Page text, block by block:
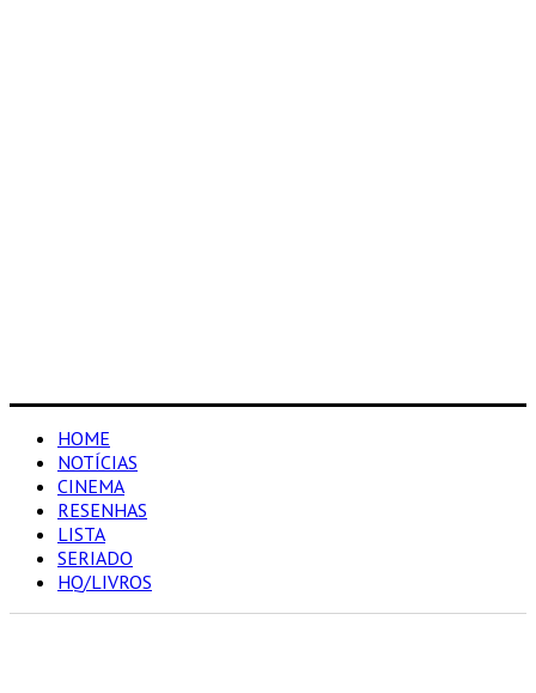
HOME
NOTÍCIAS
CINEMA
RESENHAS
LISTA
SERIADO
HQ/LIVROS